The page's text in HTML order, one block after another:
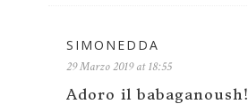
SIMONEDDA
29 Marzo 2019 at 18:55
Adoro il babaganoush!